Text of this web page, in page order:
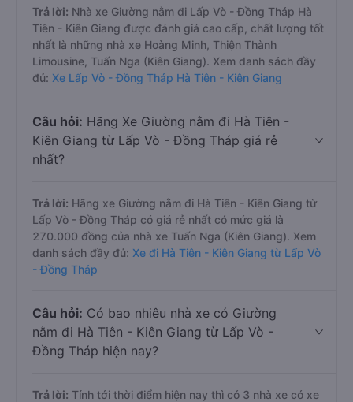
Trả lời: Nhà xe Giường nằm đi Lấp Vò - Đồng Tháp Hà
Tiên - Kiên Giang được đánh giá cao cấp, chất lượng tốt
nhất là những nhà xe Hoàng Minh, Thiện Thành
Limousine, Tuấn Nga (Kiên Giang). Xem danh sách đầy
đủ: Xe Lấp Vò - Đồng Tháp Hà Tiên - Kiên Giang
Câu hỏi: Hãng Xe Giường nằm đi Hà Tiên -
Kiên Giang từ Lấp Vò - Đồng Tháp giá rẻ
nhất?
Trả lời: Hãng xe Giường nằm đi Hà Tiên - Kiên Giang từ
Lấp Vò - Đồng Tháp có giá rẻ nhất có mức giá là
270.000 đồng của nhà xe Tuấn Nga (Kiên Giang). Xem
danh sách đầy đủ: Xe đi Hà Tiên - Kiên Giang từ Lấp Vò
- Đồng Tháp
Câu hỏi: Có bao nhiêu nhà xe có Giường
nằm đi Hà Tiên - Kiên Giang từ Lấp Vò -
Đồng Tháp hiện nay?
Trả lời: Tính tới thời điểm hiện nay thì có 3 nhà xe có xe